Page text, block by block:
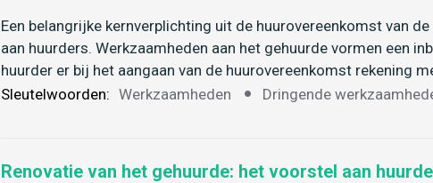
Een belangrijke kernverplichting uit de huurovereenkomst van
aan huurders. Werkzaamheden aan het gehuurde vormen een
huurder er bij het aangaan van de huurovereenkomst rekening
Sleutelwoorden: Werkzaamheden Dringende
Renovatie van het gehuurde: het voorstel aan